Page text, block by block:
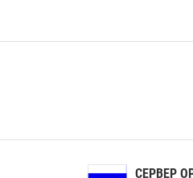
СЕРВЕР ОРГАНОВ